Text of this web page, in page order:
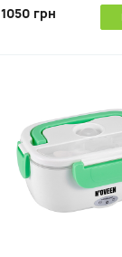
1050 грн